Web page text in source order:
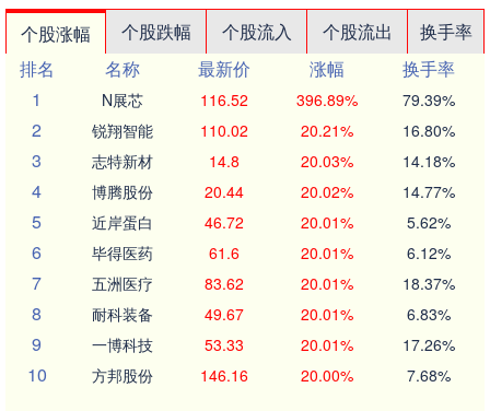
个股涨幅 个股跌幅 个股流入 个股流出
换手率
排名
名称 最新价 涨幅
换手率
1
N展芯 116.52 396.89% 79.39%
2 锐翔智能 110.02 20.21% 16.80%
3 志特新材 14.8 20.03% 14.18%
4 博腾股份 20.44 20.02% 14.77%
5 近岸蛋白 46.72 20.01% 5.62%
6 毕得医药 61.6 20.01% 6.12%
7 五洲医疗 83.62 20.01% 18.37%
8 耐科装备 49.67 20.01% 6.83%
9 一博科技 53.33 20.01% 17.26%
10 方邦股份 146.16 20.00% 7.68%